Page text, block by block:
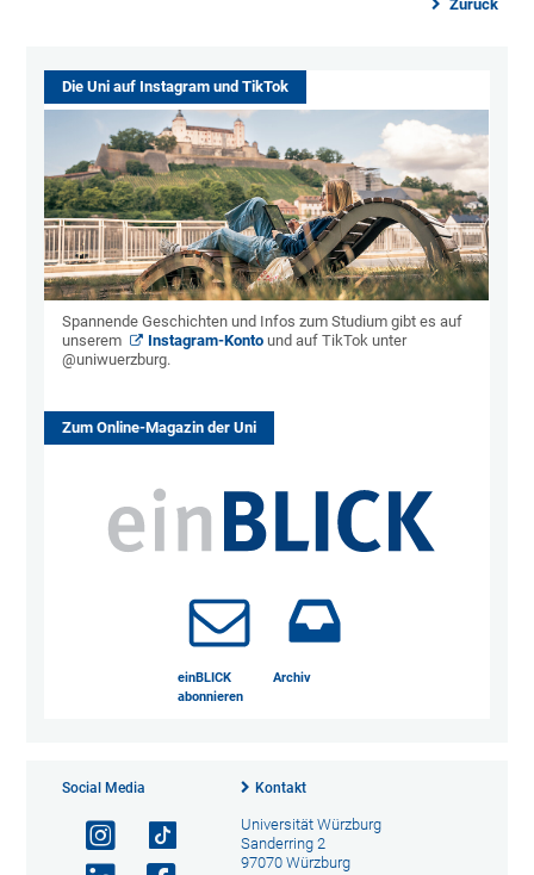
Zurück
Die Uni auf Instagram und TikTok
Spannende Geschichten und Infos zum Studium gibt es auf
unserem
Instagram-Konto und auf TikTok unter
@uniwuerzburg.
Zum Online-Magazin der Uni
einBLICK
abonnieren
Archiv
Social Media Kontakt
Universität Würzburg
Sanderring 2
97070 Würzburg